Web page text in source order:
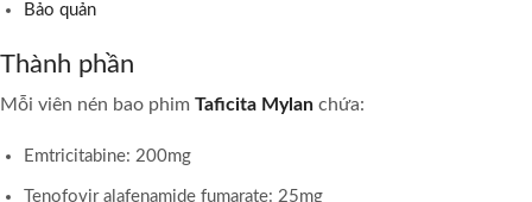
Bảo quản
Thành phần
Mỗi viên nén bao phim Taficita Mylan chứa:
Emtricitabine: 200mg
Tenofovir alafenamide fumarate: 25mg